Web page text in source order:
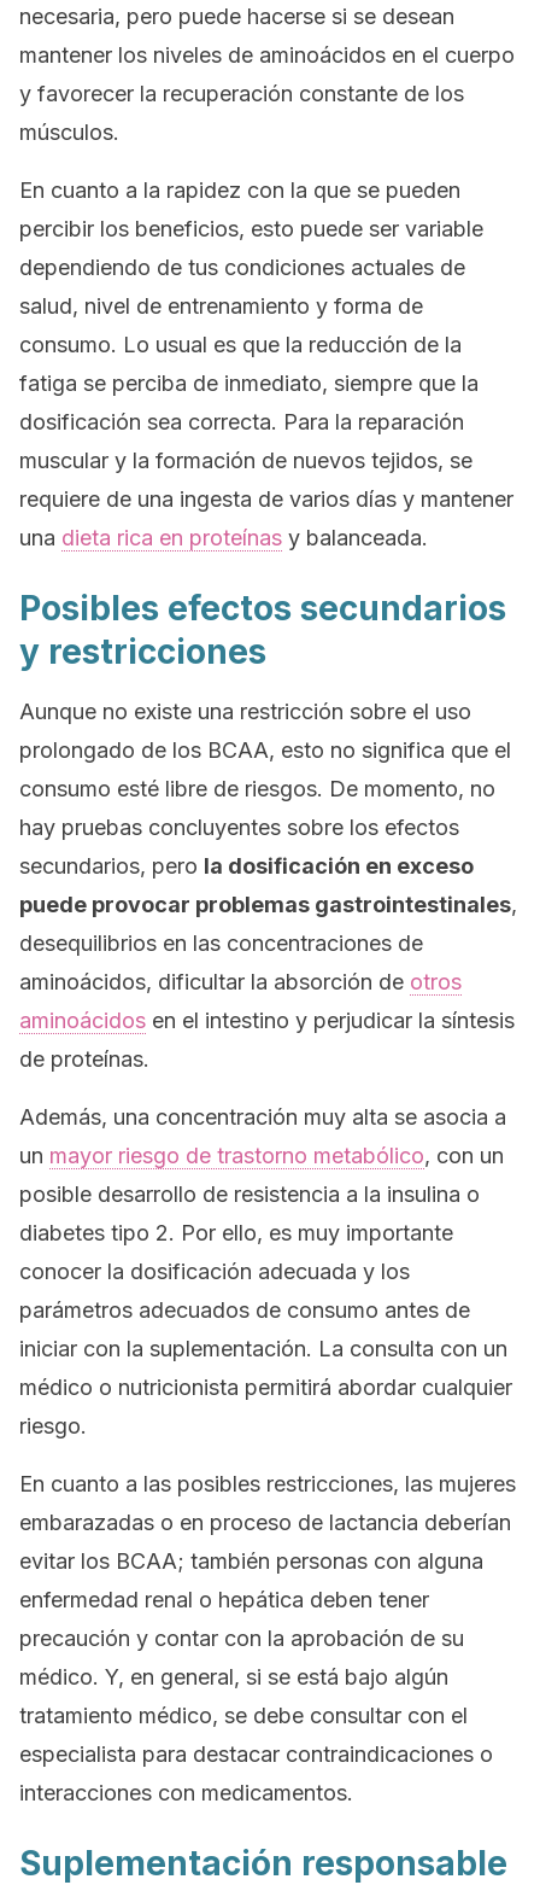
necesaria, pero puede hacerse si se desean
mantener los niveles de aminoácidos en el cuerpo
y favorecer la recuperación constante de los
músculos.
En cuanto a la rapidez con la que se pueden
percibir los beneficios, esto puede ser variable
dependiendo de tus condiciones actuales de
salud, nivel de entrenamiento y forma de
consumo. Lo usual es que la reducción de la
fatiga se perciba de inmediato, siempre que la
dosificación sea correcta. Para la reparación
muscular y la formación de nuevos tejidos, se
requiere de una ingesta de varios días y mantener
una dieta rica en proteínas y balanceada.
Posibles efectos secundarios
y restricciones
Aunque no existe una restricción sobre el uso
prolongado de los BCAA, esto no significa que el
consumo esté libre de riesgos. De momento, no
hay pruebas concluyentes sobre los efectos
secundarios, pero la dosificación en exceso
puede provocar problemas gastrointestinales,
desequilibrios en las concentraciones de
aminoácidos, dificultar la absorción de otros
aminoácidos en el intestino y perjudicar la síntesis
de proteínas.
Además, una concentración muy alta se asocia a
un mayor riesgo de trastorno metabólico, con un
posible desarrollo de resistencia a la insulina o
diabetes tipo 2. Por ello, es muy importante
conocer la dosificación adecuada y los
parámetros adecuados de consumo antes de
iniciar con la suplementación. La consulta con un
médico o nutricionista permitirá abordar cualquier
riesgo.
En cuanto a las posibles restricciones, las mujeres
embarazadas o en proceso de lactancia deberían
evitar los BCAA; también personas con alguna
enfermedad renal o hepática deben tener
precaución y contar con la aprobación de su
médico. Y, en general, si se está bajo algún
tratamiento médico, se debe consultar con el
especialista para destacar contraindicaciones o
interacciones con medicamentos.
Suplementación responsable